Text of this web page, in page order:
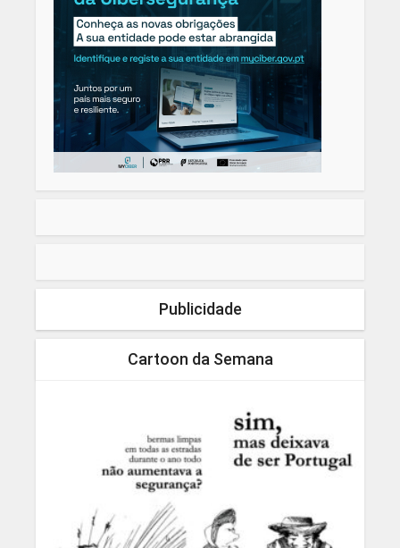
Publicidade
Cartoon da Semana